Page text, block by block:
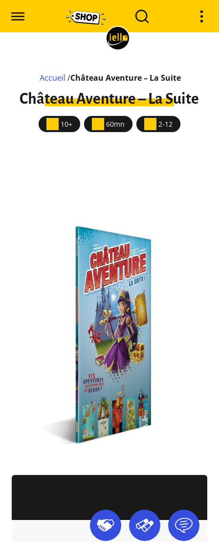
Accueil /Château Aventure – La Suite
Château Aventure – La Suite
10+ 60mn 2-12